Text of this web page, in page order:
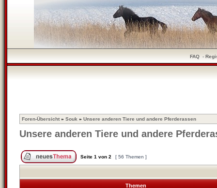
FAQ -
Foren-Übersicht » Souk » Unsere anderen Tiere und andere Pferderassen
Unsere anderen Tiere und andere
Seite 1 von 2 [ 56 Themen ]
Themen